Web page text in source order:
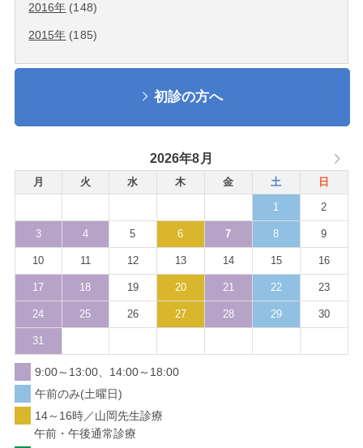
2016年 (148)
2015年 (185)
初診の方へ
2026年8月
月 火 水 木 金 土 日
1 2
3 4 5 6 7 8 9
10 11 12 13 14 15 16
17 18 19 20 21 22 23
24 25 26 27 28 29 30
31
9:00～13:00、14:00～18:00
午前のみ(土曜日)
14～16時／山岡先生診療
午前・午後通常診療